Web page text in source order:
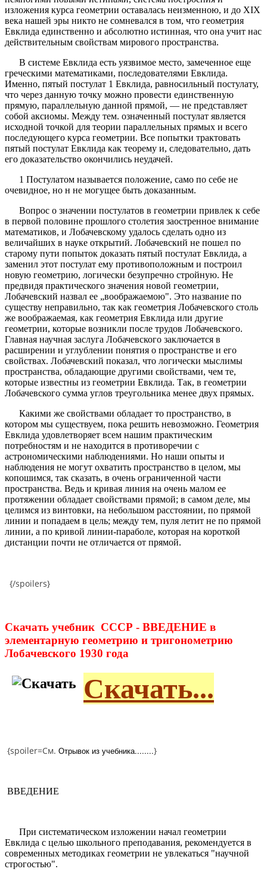
изложения курса геометрии оставалась неизменною, и до XIX
века нашей эры никто не сомневался в том, что геометрия
Евклида единственно и абсолютно истинная, что она учит нас
действительным свойствам мирового пространства.
В системе Евклида есть уязвимое место, замеченное еще
греческими математиками, последователями Евклида.
Именно, пятый постулат 1 Евклида, равносильный постулату,
что через данную точку можно провести единственную
прямую, параллельную данной прямой, — не представляет
собой аксиомы. Между тем. означенный постулат является
исходной точкой для теории параллельных прямых и всего
последующего курса геометрии. Все попытки трактовать
пятый постулат Евклида как теорему и, следовательно, дать
его доказательство окончились неудачей.
1 Постулатом называется положение, само по себе не
очевидное, но н не могущее быть доказанным.
Вопрос о значении постулатов в геометрии привлек к себе
в первой половине прошлого столетия заостренное внимание
математиков, и Лобачевскому удалось сделать одно из
величайших в науке открытий. Лобачевский не пошел по
старому пути попыток доказать пятый постулат Евклида, а
заменил этот постулат ему противоположным и построил
новую геометрию, логически безупречно стройную. Не
предвидя практического значения новой геометрии,
Лобачевский назвал ее „воображаемою". Это название по
существу неправильно, так как геометрия Лобачевского столь
же воображаемая, как геометрия Евклида или другие
геометрии, которые возникли после трудов Лобачевского.
Главная научная заслуга Лобачевского заключается в
расширении и углублении понятия о пространстве и его
свойствах. Лобачевский показал, что логически мыслимы
пространства, обладающие другими свойствами, чем те,
которые известны из геометрии Евклида. Так, в геометрии
Лобачевского сумма углов треугольника менее двух прямых.
Какими же свойствами обладает то пространство, в
котором мы существуем, пока решить невозможно. Геометрия
Евклида удовлетворяет всем нашим практическим
потребностям и не находится в противоречии с
астрономическими наблюдениями. Но наши опыты и
наблюдения не могут охватить пространство в целом, мы
копошимся, так сказать, в очень ограниченной части
пространства. Ведь и кривая линия на очень малом ее
протяжении обладает свойствами прямой; в самом деле, мы
целимся из винтовки, на небольшом расстоянии, по прямой
линии и попадаем в цель; между тем, пуля летит не по прямой
линии, а по кривой линии-параболе, которая на короткой
дистанции почти не отличается от прямой.
{/spoilers}
Скачать учебник СССР - ВВЕДЕНИЕ в
элементарную геометрию и тригонометрию
Лобачевского 1930 года
Скачать...
{spoiler=См. Отрывок из учебника........}
ВВЕДЕНИЕ
При систематическом изложении начал геометрии
Евклида с целью школьного преподавания, рекомендуется в
современных методиках геометрии не увлекаться "научной
строгостью".